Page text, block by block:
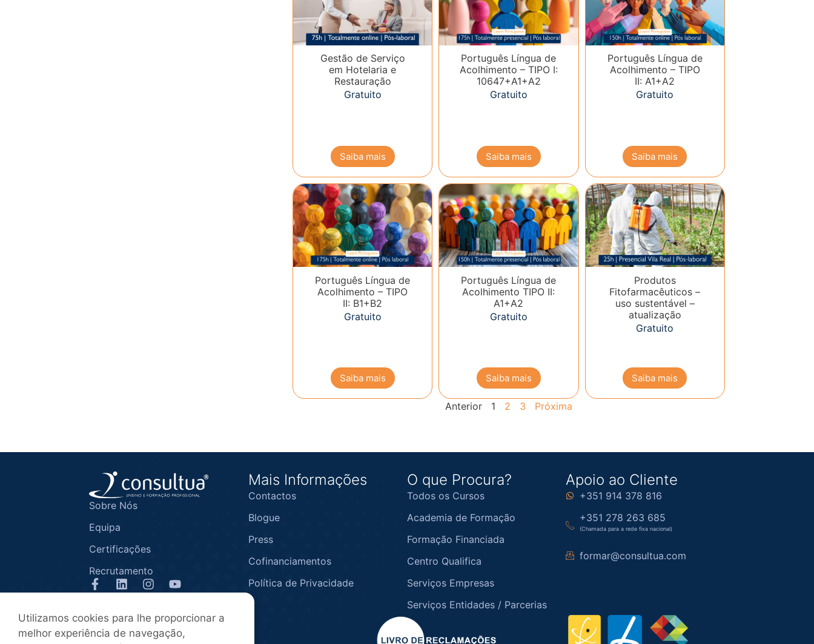
Gestão de Serviço
em Hotelaria e
Restauração
Gratuito
Saiba mais
Português Língua de
Acolhimento – TIPO I:
10647+A1+A2
Gratuito
Saiba mais
Português Língua de
Acolhimento – TIPO
II: A1+A2
Gratuito
Saiba mais
Português Língua de
Acolhimento – TIPO
II: B1+B2
Gratuito
Saiba mais
Português Língua de
Acolhimento TIPO II:
A1+A2
Gratuito
Saiba mais
Produtos
Fitofarmacêuticos –
uso sustentável –
atualização
Gratuito
Saiba mais
Anterior 1 2 3 Próxima
Sobre Nós
Equipa
Certificações
Recrutamento
Mais Informações
Contactos
Blogue
Press
Cofinanciamentos
Política de Privacidade
O que Procura?
Todos os Cursos
Academia de Formação
Formação Financiada
Centro Qualifica
Serviços Empresas
Serviços Entidades / Parcerias
Apoio ao Cliente
+351 914 378 816
+351 278 263 685
(Chamada para a rede fixa nacional)
formar@consultua.com
1ª entidade associada da APEFOR
Utilizamos cookies para lhe proporcionar a
melhor experiência de navegação,